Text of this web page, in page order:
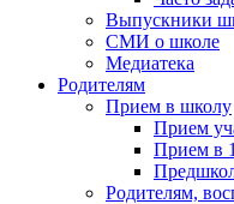
Выпускники
СМИ о школе
Медиатека
Родителям
Прием в школу
Прием
Прием в
Родителям,